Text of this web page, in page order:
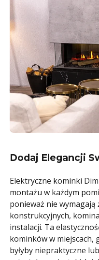
Dodaj Elegancji
Elektryczne kominki
montażu w każdym
ponieważ nie wymagają
konstrukcyjnych,
instalacji. Ta
kominków w miejscach,
byłyby niepraktyczne